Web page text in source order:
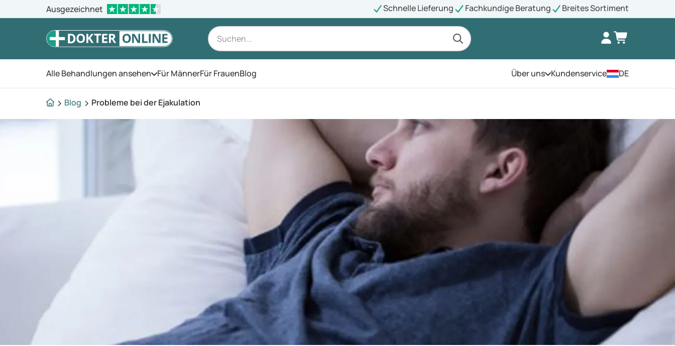
Ausgezeichnet Schnelle Lieferung Fachkundige Beratung Breites Sortiment
Alle Behandlungen ansehen Öffnen Sie das Menü
Für MännerFür FrauenBlog Über unsÖffnen Sie das Menü
Kundenservice DE
Blog Probleme bei der Ejakulation